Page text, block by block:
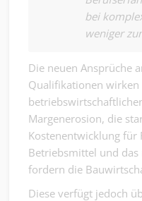
bei
weniger
Die neuen Ansprüche
Qualifikationen
Margenerosion, die
Kostenentwicklung für
Betriebsmittel und
fordern die
Diese verfügt jedoch